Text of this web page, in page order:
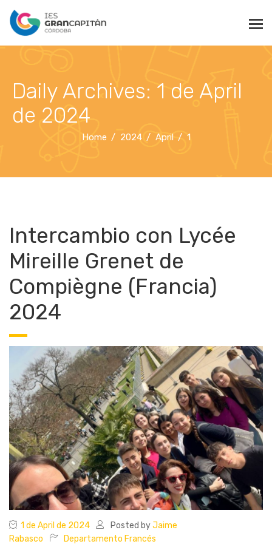
Daily Archives: 1 de April
de 2024
Home 2024 April 1
Intercambio con Lycée
Mireille Grenet de
Compiègne (Francia)
2024
1 de April de 2024 Posted byJaime
Rabasco
Departamento Francés